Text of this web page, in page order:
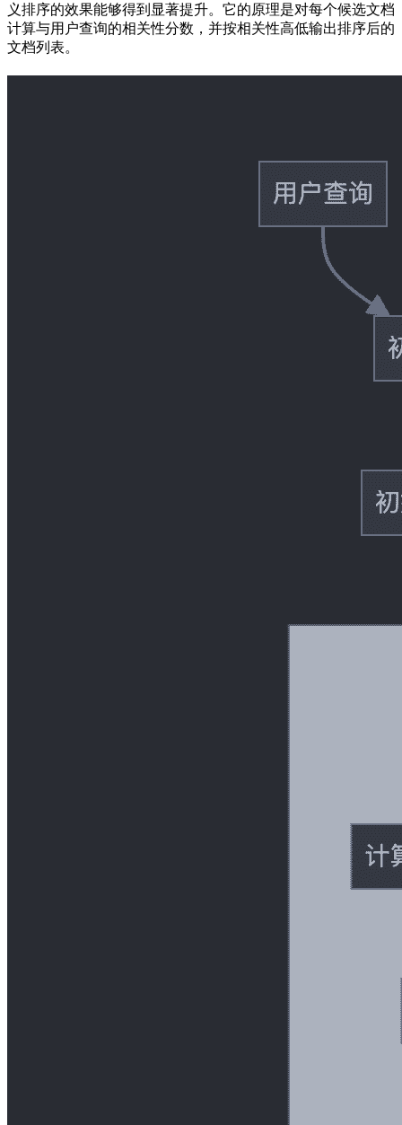
义排序的效果能够得到显著提升。它的原理是对每个候选文档
计算与用户查询的相关性分数，并按相关性高低输出排序后的
文档列表。